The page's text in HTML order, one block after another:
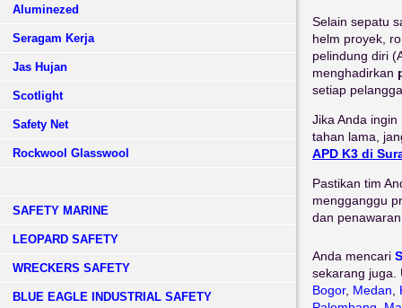
Aluminezed
Seragam Kerja
Jas Hujan
Scotlight
Safety Net
Rockwool Glasswool
SAFETY MARINE
LEOPARD SAFETY
WRECKERS SAFETY
BLUE EAGLE INDUSTRIAL SAFETY
Selain sepatu
helm proyek,
pelindung diri
menghadirkan
setiap
Jika Anda
tahan lama,
APD K3 di
Pastikan tim
mengganggu
dan
Anda mencari
sekarang
Bogor, Medan